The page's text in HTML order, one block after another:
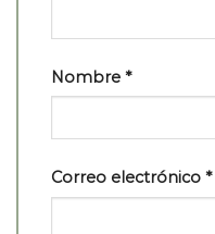
Nombre *
Correo electrónico *